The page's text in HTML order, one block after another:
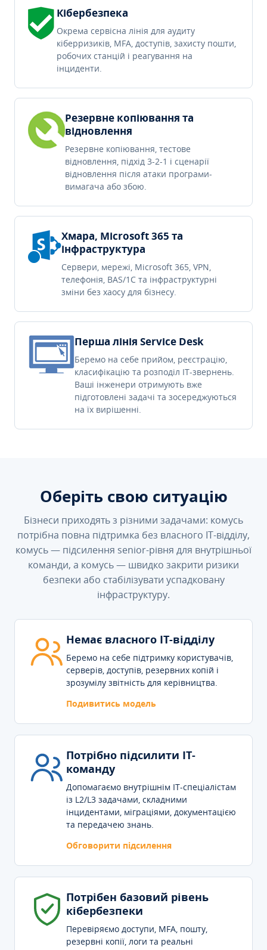
Кібербезпека
Окрема сервісна лінія для аудиту
кіберризиків, MFA, доступів, захисту пошти,
робочих станцій і реагування на
інциденти.
Резервне копіювання та
відновлення
Резервне копіювання, тестове
відновлення, підхід 3-2-1 і сценарії
відновлення після атаки програми-
вимагача або збою.
Хмара, Microsoft 365 та
інфраструктура
Сервери, мережі, Microsoft 365, VPN,
телефонія, BAS/1C та інфраструктурні
зміни без хаосу для бізнесу.
Перша лінія Service Desk
Беремо на себе прийом, реєстрацію,
класифікацію та розподіл IT-звернень.
Ваші інженери отримують вже
підготовлені задачі та зосереджуються
на їх вирішенні.
Оберіть свою ситуацію
Бізнеси приходять з різними задачами: комусь
потрібна повна підтримка без власного IT-відділу,
комусь — підсилення senior-рівня для внутрішньої
команди, а комусь — швидко закрити ризики
безпеки або стабілізувати успадковану
інфраструктуру.
Немає власного IT-відділу
Беремо на себе підтримку користувачів,
серверів, доступів, резервних копій і
зрозумілу звітність для керівництва.
Подивитись модель
Потрібно підсилити IT-
команду
Допомагаємо внутрішнім IT-спеціалістам
із L2/L3 задачами, складними
інцидентами, міграціями, документацією
та передачею знань.
Обговорити підсилення
Потрібен базовий рівень
кібербезпеки
Перевіряємо доступи, MFA, пошту,
резервні копії, логи та реальні